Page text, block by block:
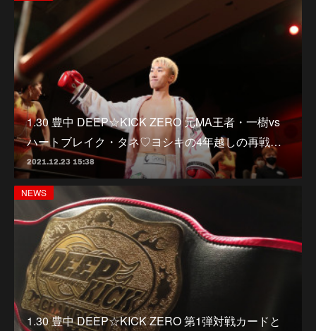
1.30 豊中 DEEP☆KICK ZERO 元MA王者・一樹vs
ハートブレイク・タネ♡ヨシキの4年越しの再戦…
2021.12.23 15:38
NEWS
1.30 豊中 DEEP☆KICK ZERO 第1弾対戦カードと